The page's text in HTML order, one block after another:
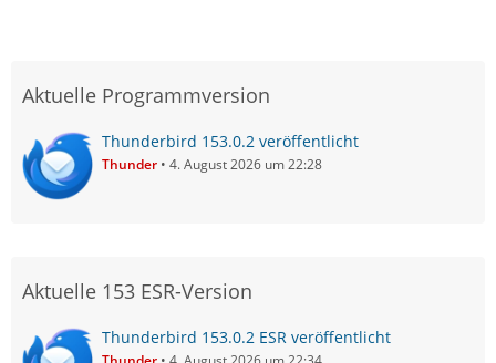
Aktuelle Programmversion
Thunderbird 153.0.2 veröffentlicht
Thunder 4. August 2026 um 22:28
Aktuelle 153 ESR-Version
Thunderbird 153.0.2 ESR veröffentlicht